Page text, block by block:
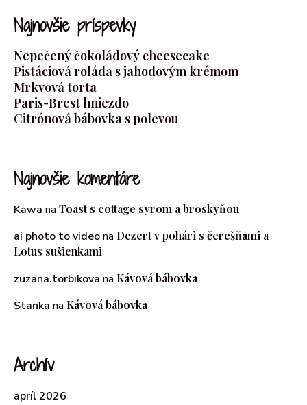
Najnovšie príspevky
Nepečený čokoládový cheesecake
Pistáciová roláda s jahodovým krémom
Mrkvová torta
Paris-Brest hniezdo
Citrónová bábovka s polevou
Najnovšie komentáre
Kawa na Toast s cottage syrom a broskyňou
ai photo to videona Dezert v pohári s čerešňami a
Lotus sušienkami
zuzana.torbikova na Kávová bábovka
Stanka na Kávová bábovka
Archív
apríl 2026